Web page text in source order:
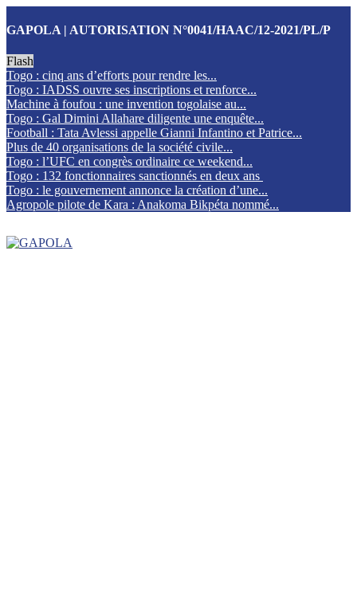
GAPOLA | AUTORISATION N°0041/HAAC/12-2021/PL/P
Flash
Togo : cinq ans d’efforts pour rendre les...
Togo : IADSS ouvre ses inscriptions et renforce...
Machine à foufou : une invention togolaise au...
Togo : Gal Dimini Allahare diligente une enquête...
Football : Tata Avlessi appelle Gianni Infantino et Patrice...
Plus de 40 organisations de la société civile...
Togo : l’UFC en congrès ordinaire ce weekend...
Togo : 132 fonctionnaires sanctionnés en deux ans
Togo : le gouvernement annonce la création d’une...
Agropole pilote de Kara : Anakoma Bikpéta nommé...